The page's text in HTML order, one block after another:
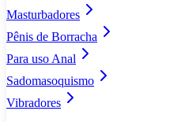
Masturbadores
Pênis de Borracha
Para uso Anal
Sadomasoquismo
Vibradores